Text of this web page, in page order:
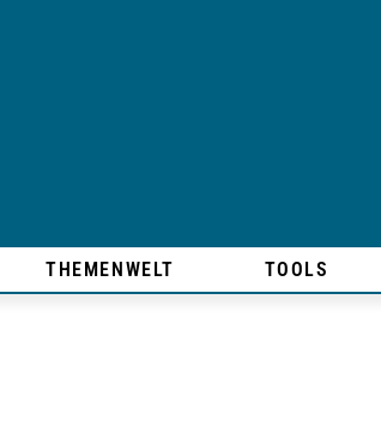
THEMENWELT TOOLS